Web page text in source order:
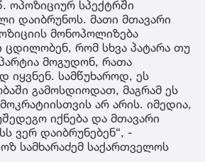
ოპოზიციურ სპექტრში
დაიბრუნოს. მათი მთავარი
მონოპოლიზება
ცდილობენ, რომ სხვა პატარა თუ
მოგუდონ, რათა
იყვნენ. სამწუხაროდ, ეს
გამოსდიოდათ, მაგრამ ეს
არ არის. იმედია,
იქნება და მთავარი
ვერ დაიბრუნებენ“, -
სამხარაძემ საქართველოს